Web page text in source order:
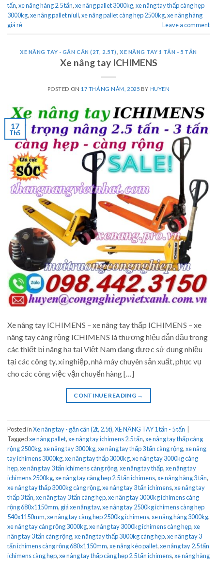
tấn,xe nâng hàng 2.5 tấn,xe nâng pallet 3000kg,xe nâng tay thấp càng hẹp
3000kg,xe nâng pallet niuli,xe nâng pallet càng hẹp 2500kg,xe nâng hàng
giá rẻ
Leave a comment
XE NÂNG TAY - GẮN CÂN (2T, 2.5T) ,XE NÂNG TAY 1 TẤN - 5 TẤN
Xe nâng tay ICHIMENS
POSTED ON 17 THÁNG NĂM, 2025 BY HUYEN
17
Th5
Xe nâng tay ICHIMENS – xe nâng tay thấp ICHIMENS – xe
nâng tay càng rộng ICHIMENS là thương hiệu dẫn đầu trong
các thiết bị nâng hạ tại Việt Nam đang được sử dụng nhiều
tại các công ty, xí nghiệp, nhà máy chuyên sản xuất, phục vụ
cho các công việc vận chuyển hàng […]
CONTINUE READING →
Posted inXe nâng tay - gắn cân (2t, 2.5t),XE NÂNG TAY 1 tấn - 5 tấn
Taggedxe nâng pallet,xe nâng tay ichimens 2.5 tấn,xe nâng tay thấp càng
rộng 2500kg,xe nâng tay 3000kg,xe nâng tay thấp 3 tấn càng rộng,xe nâng
tay ichimens 3000kg,xe nâng tay thấp 3000kg,xe nâng tay 3000kg càng
hẹp,xe nâng tay 3 tấn ichimens càng rộng,xe nâng tay thấp,xe nâng tay
ichimens 2500kg,xe nâng tay càng hẹp 2.5 tấn ichimens,xe nâng hàng 3 tấn,
xe nâng tay thấp 3000kg càng rộng,xe nâng tay 3 tấn ichimens,xe nâng tay
thấp 3 tấn,xe nâng tay 3 tấn càng hẹp,xe nâng tay 3000kg ichimens càng
rộng 680x1150mm, giá xe nâng tay,xe nâng tay 2500kg ichimens càng hẹp
540x1150mm,xe nâng tay càng hẹp 2500kg ichimens,xe nâng hàng 3000kg,
xe nâng tay càng rộng 3000kg,xe nâng tay 3000kg ichimens càng hẹp,xe
nâng tay 3 tấn càng rộng,xe nâng tay thấp 3000kg càng hẹp,xe nâng tay 3
tấn ichimens càng rộng 680x1150mm,xe nâng kéo pallet,xe nâng tay 2.5 tấn
ichimens càng hẹp,xe nâng tay thấp càng hẹp 2.5 tấn ichimens,xe nâng hàng